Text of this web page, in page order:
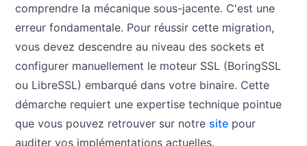
comprendre la mécanique sous-jacente. C'est une
erreur fondamentale. Pour réussir cette migration,
vous devez descendre au niveau des sockets et
configurer manuellement le moteur SSL (BoringSSL
ou LibreSSL) embarqué dans votre binaire. Cette
démarche requiert une expertise technique pointue
que vous pouvez retrouver sur notre site pour
auditer vos implémentations actuelles.